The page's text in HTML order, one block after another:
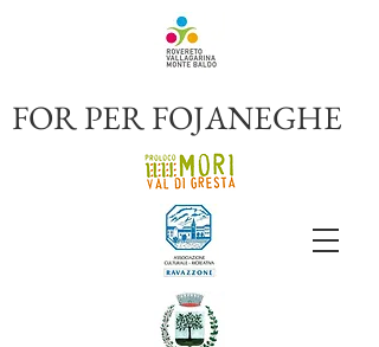
FOR PER FOJANEGHE